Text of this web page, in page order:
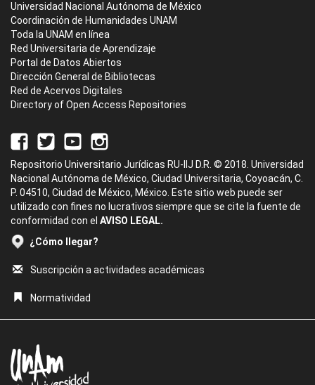
Universidad Nacional Autónoma de México
Coordinación de Humanidades UNAM
Toda la UNAM en línea
Red Universitaria de Aprendizaje
Portal de Datos Abiertos
Dirección General de Bibliotecas
Red de Acervos Digitales
Directory of Open Access Repositories
Repositorio Universitario Jurídicas RU-IIJ D.R. © 2018. Universidad
Nacional Autónoma de México, Ciudad Universitaria, Coyoacán, C.
P. 04510, Ciudad de México, México. Este sitio web puede ser
utilizado con fines no lucrativos siempre que se cite la fuente de
conformidad con el AVISO LEGAL.
¿Cómo llegar?
Suscripción a actividades académicas
Normatividad